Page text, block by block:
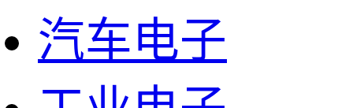
汽车电子